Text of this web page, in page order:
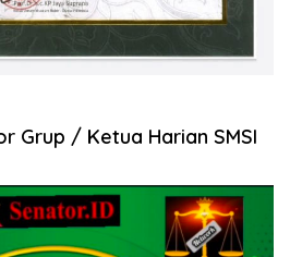
Grup / Ketua Harian SMSI